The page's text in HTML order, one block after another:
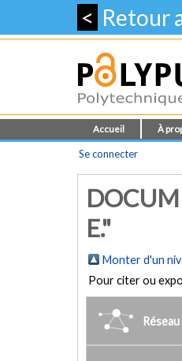
< Retour
Accueil À
Se connecter
E."
Monter d'un
Pour citer ou